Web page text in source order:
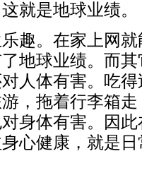
就是地球业绩。
趣。在家上网
地球业绩。而
人体有害。吃
，拖着行李箱
身体有害。因
心健康，就是